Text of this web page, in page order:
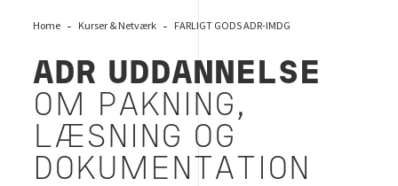
Home Kurser & Netværk FARLIGT GODS ADR-IMDG
ADR UDDANNELSE
OM PAKNING,
LÆSNING OG
DOKUMENTATION